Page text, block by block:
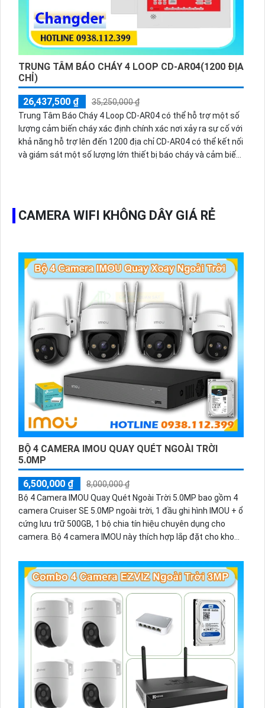
TRUNG TÂM BÁO CHÁY 4 LOOP CD-AR04(1200 ĐỊA
CHỈ)
26,437,500 ₫
35,250,000 ₫
Trung Tâm Báo Cháy 4 Loop CD-AR04 có thể hỗ trợ một số
lượng cảm biến cháy xác định chính xác nơi xảy ra sự cố với
khả năng hỗ trợ lên đến 1200 địa chỉ CD-AR04 có thể kết nối
và giám sát một số lượng lớn thiết bị báo cháy và cảm biến
CAMERA WIFI KHÔNG DÂY GIÁ RẺ
BỘ 4 CAMERA IMOU QUAY QUÉT NGOÀI TRỜI
5.0MP
6,500,000 ₫
8,000,000 ₫
Bộ 4 Camera IMOU Quay Quét Ngoài Trời 5.0MP bao gồm 4
camera Cruiser SE 5.0MP ngoài trời, 1 đầu ghi hình IMOU + ổ
cứng lưu trữ 500GB, 1 bộ chia tín hiệu chuyên dụng cho
camera. Bộ 4 camera IMOU này thích hợp lắp đặt cho kho
trời.